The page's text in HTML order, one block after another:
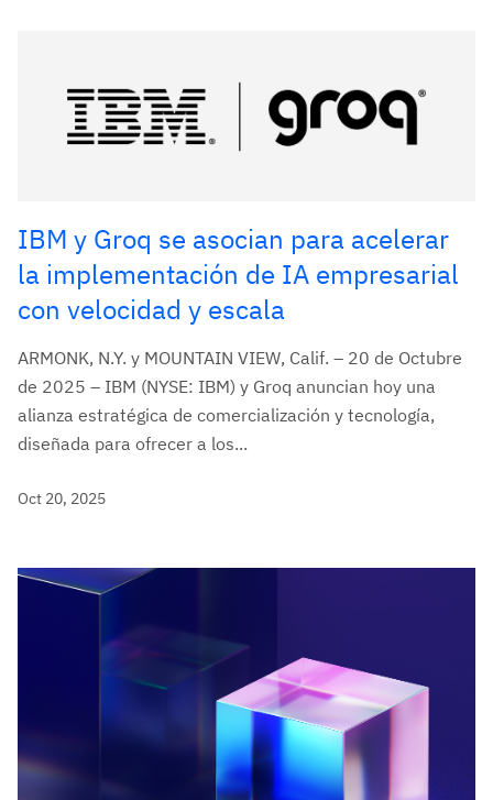
IBM y Groq se asocian para acelerar
la implementación de IA empresarial
con velocidad y escala
ARMONK, N.Y. y MOUNTAIN VIEW, Calif. – 20 de Octubre
de 2025 – IBM (NYSE: IBM) y Groq anuncian hoy una
alianza estratégica de comercialización y tecnología,
diseñada para ofrecer a los...
Oct 20, 2025